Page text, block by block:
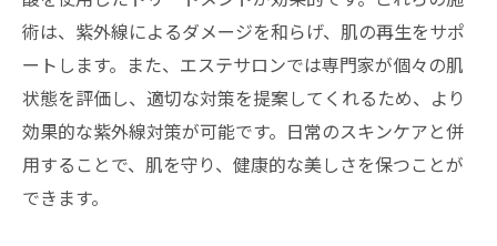
術は、紫外線によるダメージを和らげ、肌の再生をサポ
ートします。また、エステサロンでは専門家が個々の肌
状態を評価し、適切な対策を提案してくれるため、より
効果的な紫外線対策が可能です。日常のスキンケアと併
用することで、肌を守り、健康的な美しさを保つことが
できます。